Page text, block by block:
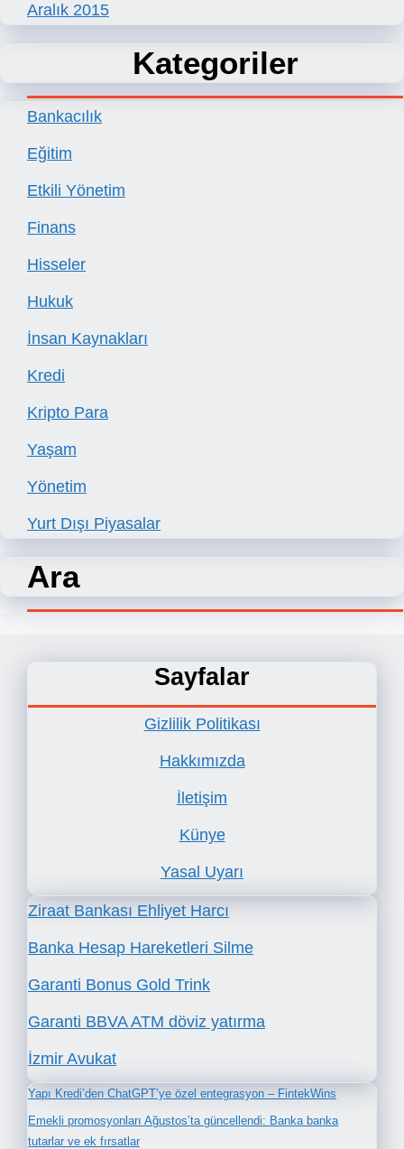
Aralık 2015
Kategoriler
Bankacılık
Eğitim
Etkili Yönetim
Finans
Hisseler
Hukuk
İnsan Kaynakları
Kredi
Kripto Para
Yaşam
Yönetim
Yurt Dışı Piyasalar
Ara
Sayfalar
Gizlilik Politikası
Hakkımızda
İletişim
Künye
Yasal Uyarı
Ziraat Bankası Ehliyet Harcı
Banka Hesap Hareketleri Silme
Garanti Bonus Gold Trink
Garanti BBVA ATM döviz yatırma
İzmir Avukat
Yapı Kredi’den ChatGPT’ye özel entegrasyon – FintekWins
Emekli promosyonları Ağustos’ta güncellendi: Banka banka
tutarlar ve ek fırsatlar